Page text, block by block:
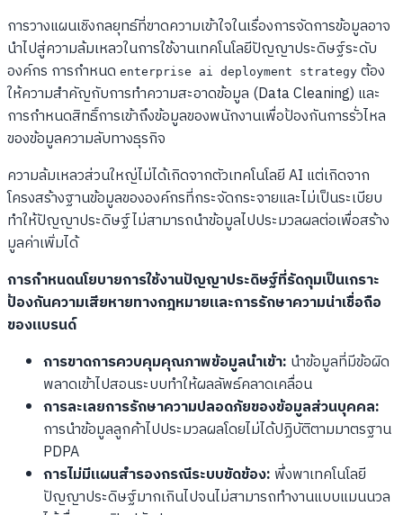
การวางแผนเชิงกลยุทธ์ที่ขาดความเข้าใจในเรื่องการจัดการข้อมูลอาจ
นำไปสู่ความล้มเหลวในการใช้งานเทคโนโลยีปัญญาประดิษฐ์ระดับ
องค์กร การกำหนด enterprise ai deployment strategy ต้อง
ให้ความสำคัญกับการทำความสะอาดข้อมูล (Data Cleaning) และ
การกำหนดสิทธิ์การเข้าถึงข้อมูลของพนักงานเพื่อป้องกันการรั่วไหล
ของข้อมูลความลับทางธุรกิจ
ความล้มเหลวส่วนใหญ่ไม่ได้เกิดจากตัวเทคโนโลยี AI แต่เกิดจาก
โครงสร้างฐานข้อมูลขององค์กรที่กระจัดกระจายและไม่เป็นระเบียบ
ทำให้ปัญญาประดิษฐ์ไม่สามารถนำข้อมูลไปประมวลผลต่อเพื่อสร้าง
มูลค่าเพิ่มได้
การกำหนดนโยบายการใช้งานปัญญาประดิษฐ์ที่รัดกุมเป็นเกราะ
ป้องกันความเสียหายทางกฎหมายและการรักษาความน่าเชื่อถือ
ของแบรนด์
การขาดการควบคุมคุณภาพข้อมูลนำเข้า: นำข้อมูลที่มีข้อผิด
พลาดเข้าไปสอนระบบทำให้ผลลัพธ์คลาดเคลื่อน
การละเลยการรักษาความปลอดภัยของข้อมูลส่วนบุคคล:
การนำข้อมูลลูกค้าไปประมวลผลโดยไม่ได้ปฏิบัติตามมาตรฐาน
PDPA
การไม่มีแผนสำรองกรณีระบบขัดข้อง: พึ่งพาเทคโนโลยี
ปัญญาประดิษฐ์มากเกินไปจนไม่สามารถทำงานแบบแมนนวล